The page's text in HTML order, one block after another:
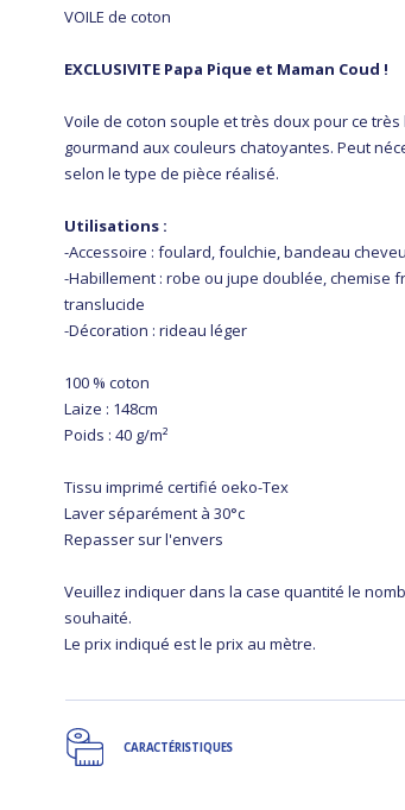
VOILE de coton
EXCLUSIVITE Papa Pique et Maman Coud !
Voile de coton souple et très doux pour ce très
gourmand aux couleurs chatoyantes. Peut
selon le type de pièce réalisé.
Utilisations :
-Accessoire : foulard, foulchie, bandeau
-Habillement : robe ou jupe doublée, chemise
translucide
-Décoration : rideau léger
100 % coton
Laize : 148cm
Poids : 40 g/m²
Tissu imprimé certifié oeko-Tex
Laver séparément à 30°c
Repasser sur l'envers
Veuillez indiquer dans la case quantité le
souhaité.
Le prix indiqué est le prix au mètre.
CARACTÉRISTIQUES